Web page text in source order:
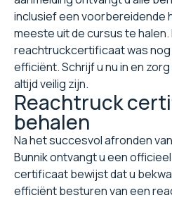
inclusief een voorbereidende
meeste uit de cursus te halen.
reachtruckcertificaat was
efficiënt. Schrijf u nu in en
altijd veilig zijn.
Reachtruck
behalen
Na het succesvol afronden
Bunnik ontvangt u een
certificaat bewijst dat u
efficiënt besturen van een